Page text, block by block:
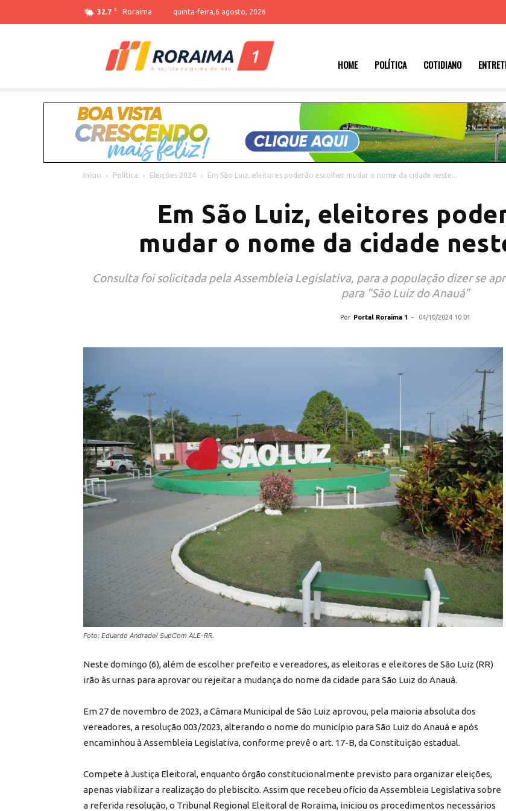
32.7 C Roraima quinta-feira,6 agosto, 2026
HOME POLÍTICA COTIDIANO
Início Política Eleições 2024 Em São Luiz, eleitores poderão escolher mudar o nome da cidade neste...
Em São Luiz, eleitores
mudar o nome da cidade
Consulta foi solicitada pela Assembleia Legislativa, para a população dizer se
para "São Luiz do Anauá"
Por Portal Roraima 1 - 04/10/2024 10:01
Foto: Eduardo Andrade/ SupCom ALE-RR.
Neste domingo (6), além de escolher prefeito e vereadores, as eleitoras e eleitores de São Luiz (RR)
irão às urnas para aprovar ou rejeitar a mudança do nome da cidade para São Luiz do Anauá.
Em 27 de novembro de 2023, a Câmara Municipal de São Luiz aprovou, pela maioria absoluta dos
vereadores, a resolução 003/2023, alterando o nome do município para São Luiz do Anauá e após
encaminhou à Assembleia Legislativa, conforme prevê o art. 17-B, da Constituição estadual.
Compete à Justiça Eleitoral, enquanto órgão constitucionalmente previsto para organizar eleições,
apenas viabilizar a realização do plebiscito. Assim que recebeu ofício da Assembleia Legislativa sobre
a referida resolução, o Tribunal Regional Eleitoral de Roraima, iniciou os procedimentos necessários